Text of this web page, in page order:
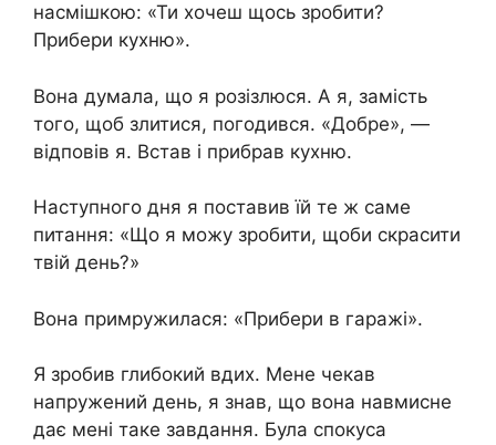
насмішкою: «Ти хочеш щось зробити?
Прибери кухню».
Вона думала, що я розізлюся. А я, замість
того, щоб злитися, погодився. «Добре», —
відповів я. Встав і прибрав кухню.
Наступного дня я поставив їй те ж саме
питання: «Що я можу зробити, щоби скрасити
твій день?»
Вона примружилася: «Прибери в гаражі».
Я зробив глибокий вдих. Мене чекав
напружений день, я знав, що вона навмисне
дає мені таке завдання. Була спокуса